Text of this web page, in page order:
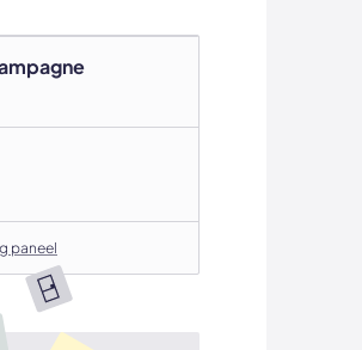
paneel